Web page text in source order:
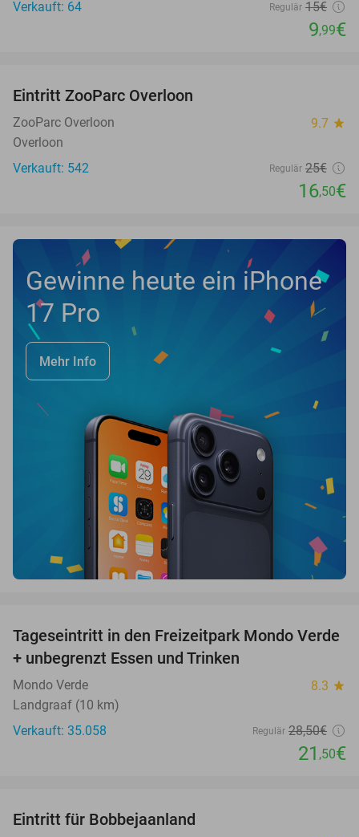
Verkauft: 64 Regulär 15€
9,99€
TODAY
Eintritt ZooParc Overloon
ZooParc Overloon 9.7 star
Overloon
Verkauft: 542
Regulär 25€
16,50€
Gewinne heute ein iPhone
17 Pro
Mehr Info
25%
Tageseintritt in den Freizeitpark Mondo Verde
+ unbegrenzt Essen und Trinken
Mondo Verde 8.3 star
Landgraaf (10 km)
Verkauft: 35.058
Regulär 28,50€
21 ,50€
Eintritt für Bobbejaanland